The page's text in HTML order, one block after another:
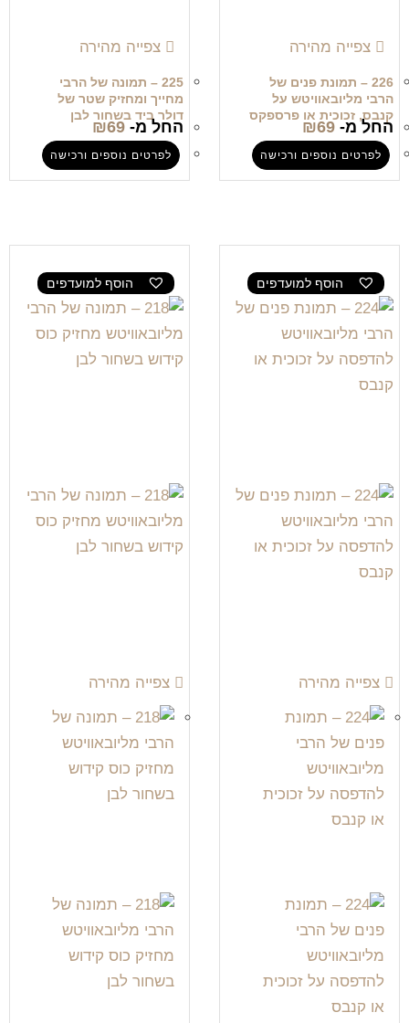
צפייה מהירה
226 – תמונת פנים של
הרבי מליובאוויטש על
קנבס, זכוכית או פרספקס
החל מ- ₪69
לפרטים נוספים ורכישה
צפייה מהירה
225 – תמונה של הרבי
מחייך ומחזיק שטר של
דולר ביד בשחור לבן
החל מ- ₪69
לפרטים נוספים ורכישה
הוסף למועדפים
צפייה מהירה
הוסף למועדפים
צפייה מהירה